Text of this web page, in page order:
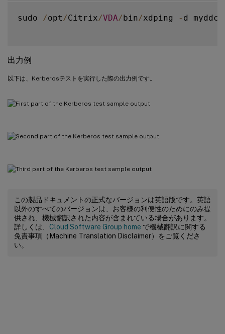
sudo /opt /Citrix/VDA/bin/xdping - d myddc
出力例
以下は、Kerberosテストを実行した際の出力例です。
この製品ドキュメントの正式なバージョンは英語版です。英語
以外のすべてのバージョンは、お客様の利便性のためにのみ提
供され、機械翻訳された内容が含まれている場合があります。
詳しくは、 Cloud Software Group home で機械翻訳に関する
免責事項（Machine Translation Disclaimer）をご覧くださ
い。